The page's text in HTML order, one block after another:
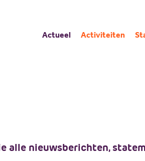
Actueel Activiteiten
alle nieuwsberichten,